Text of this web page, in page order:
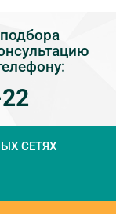
СЕТЯХ